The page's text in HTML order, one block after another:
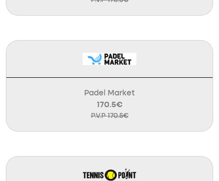
Padel Market
170.5€
P.V.P 170.5€